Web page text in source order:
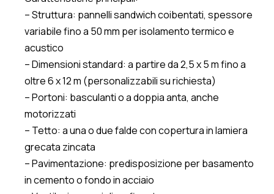
– Struttura: pannelli sandwich coibentati, spessore
variabile fino a 50 mm per isolamento termico e
acustico
– Dimensioni standard: a partire da 2,5 x 5 m fino a
oltre 6 x 12 m (personalizzabili su richiesta)
– Portoni: basculanti o a doppia anta, anche
motorizzati
– Tetto: a una o due falde con copertura in lamiera
grecata zincata
– Pavimentazione: predisposizione per basamento
in cemento o fondo in acciaio